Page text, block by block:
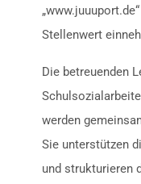
Stellenwert
Die betreuenden
werden
Sie unterstützen
und strukturieren